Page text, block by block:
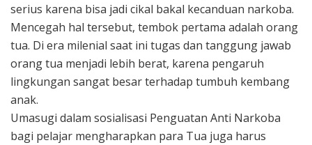
serius karena bisa jadi cikal bakal kecanduan narkoba.
Mencegah hal tersebut, tembok pertama adalah orang
tua. Di era milenial saat ini tugas dan tanggung jawab
orang tua menjadi lebih berat, karena pengaruh
lingkungan sangat besar terhadap tumbuh kembang
anak.
Umasugi dalam sosialisasi Penguatan Anti Narkoba
bagi pelajar mengharapkan para Tua juga harus